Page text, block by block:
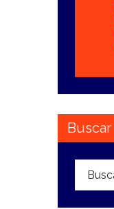
Buscar
Buscar: